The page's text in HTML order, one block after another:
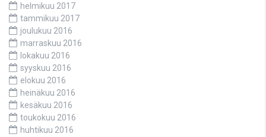
helmikuu 2017
tammikuu 2017
joulukuu 2016
marraskuu 2016
lokakuu 2016
syyskuu 2016
elokuu 2016
heinäkuu 2016
kesäkuu 2016
toukokuu 2016
huhtikuu 2016